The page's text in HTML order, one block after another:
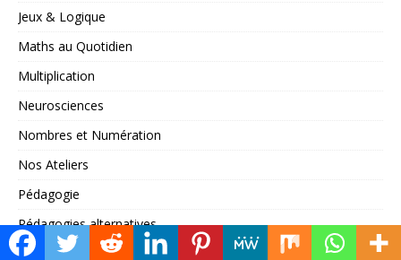
Jeux & Logique
Maths au Quotidien
Multiplication
Neurosciences
Nombres et Numération
Nos Ateliers
Pédagogie
Pédagogies alternatives